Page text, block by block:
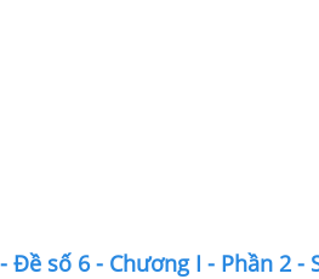
số 6 - Chương I - Phần 2 -